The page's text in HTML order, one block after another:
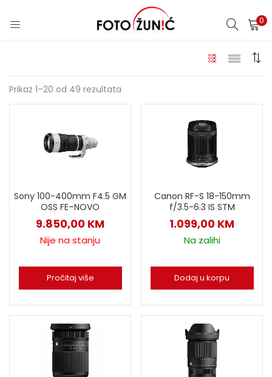
0
Prikaz 1–20 od 49 rezultata
Sony 100-400mm F4.5 GM
OSS FE–NOVO
9.850,00 KM
Nije na stanju
Pročitaj više
Canon RF-S 18-150mm
f/3.5-6.3 IS STM
1.099,00 KM
Na zalihi
Dodaj u korpu